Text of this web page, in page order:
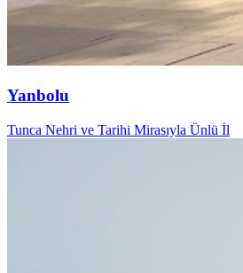
Yanbolu
Tunca Nehri ve Tarihi Mirasıyla Ünlü İl